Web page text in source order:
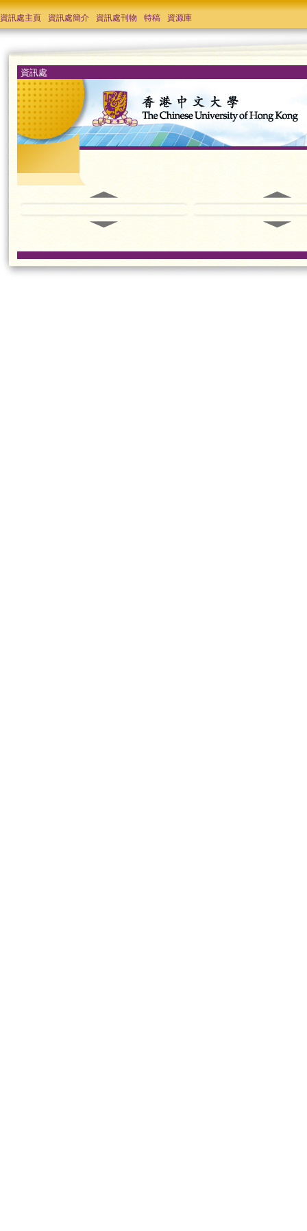
資訊處主頁 資訊處簡介 資訊處刊物 特稿 資源庫
資訊處